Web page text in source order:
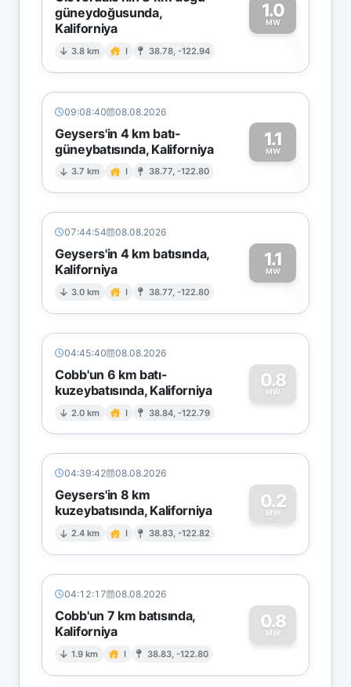
güneydoğusunda,
Kaliforniya
3.8 km I 38.78, -122.94
1.0
MW
1
09:08:40 08.08.2026
Geysers'in 4 km batı-
güneybatısında, Kaliforniya
3.7 km I 38.77, -122.80
1.1
MW1
07:44:54 08.08.2026
Geysers'in 4 km batısında,
Kaliforniya
3.0 km I 38.77, -122.80
1.1
MW1
04:45:40 08.08.2026
Cobb'un 6 km batı-
kuzeybatısında, Kaliforniya
2.0 km I 38.84, -122.79
0.8
MW
0
04:39:42 08.08.2026
Geysers'in 8 km
kuzeybatısında, Kaliforniya
2.4 km I 38.83, -122.82
0.2
MW
0
04:12:17 08.08.2026
Cobb'un 7 km batısında,
Kaliforniya
1.9 km I 38.83, -122.80
0.8
MW
0